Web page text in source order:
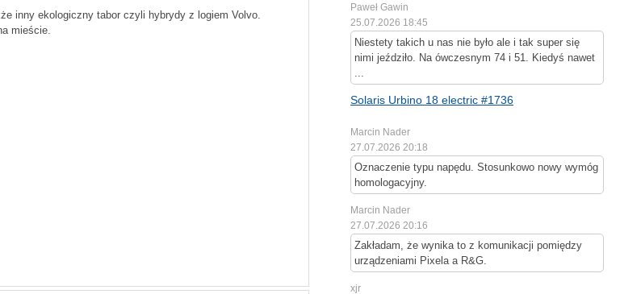
inny ekologiczny tabor czyli hybrydy z logiem Volvo.
mieście.
Paweł Gawin
25.07.2026 18:45
Niestety takich u nas nie było ale i tak super się
nimi jeździło. Na ówczesnym 74 i 51. Kiedyś nawet
Solaris Urbino 18 electric #1736
Marcin Nader
27.07.2026 20:18
Oznaczenie typu napędu. Stosunkowo nowy wymóg
homologacyjny.
Marcin Nader
27.07.2026 20:16
Zakładam, że wynika to z komunikacji pomiędzy
urządzeniami Pixela a R&G.
xjr